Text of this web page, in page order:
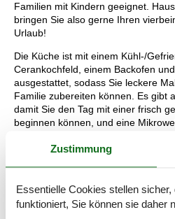
Familien mit Kindern geeignet.
bringen Sie also gerne Ihren
Urlaub!
Die Küche ist mit einem Kühl-/
Cerankochfeld, einem Backofen
ausgestattet, sodass Sie leckere
Familie zubereiten können. Es gibt
damit Sie den Tag mit einer frisch
beginnen können, und eine
eigener Programme zur Verfügung,
Lieblingssendungen streamen
Dachgeschoss finden Sie
Zustimmung
Essentielle Cookies stellen
funktioniert, Sie können sie daher